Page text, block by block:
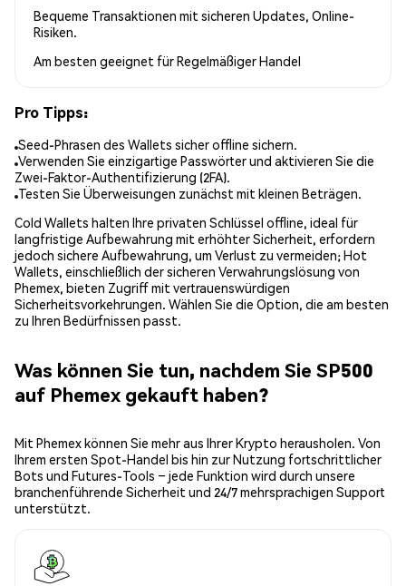
Bequeme Transaktionen mit sicheren Updates, Online-
Risiken.
Am besten geeignet fürRegelmäßiger Handel
Pro Tipps:
Seed-Phrasen des Wallets sicher offline sichern.
Verwenden Sie einzigartige Passwörter und aktivieren Sie die
Zwei-Faktor-Authentifizierung (2FA).
Testen Sie Überweisungen zunächst mit kleinen Beträgen.
Cold Wallets halten Ihre privaten Schlüssel offline, ideal für
langfristige Aufbewahrung mit erhöhter Sicherheit, erfordern
jedoch sichere Aufbewahrung, um Verlust zu vermeiden; Hot
Wallets, einschließlich der sicheren Verwahrungslösung von
Phemex, bieten Zugriff mit vertrauenswürdigen
Sicherheitsvorkehrungen. Wählen Sie die Option, die am besten
zu Ihren Bedürfnissen passt.
Was können Sie tun, nachdem Sie SP500
auf Phemex gekauft haben?
Mit Phemex können Sie mehr aus Ihrer Krypto herausholen. Von
Ihrem ersten Spot-Handel bis hin zur Nutzung fortschrittlicher
Bots und Futures-Tools – jede Funktion wird durch unsere
branchenführende Sicherheit und 24/7 mehrsprachigen Support
unterstützt.